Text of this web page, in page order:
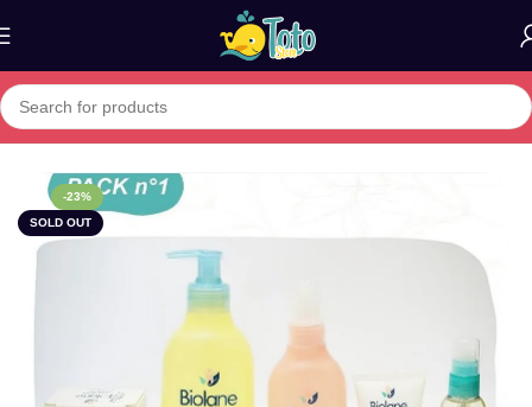
Home»Boutique»Biolane – Soins complets bébé
-23%
SOLD OUT